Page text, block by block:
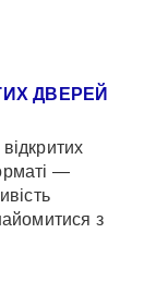
ДВЕРЕЙ
—
з